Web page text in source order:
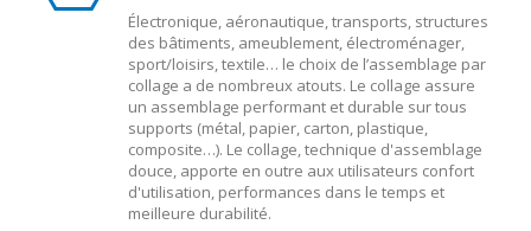
Électronique, aéronautique, transports, structures
des bâtiments, ameublement, électroménager,
sport/loisirs, textile… le choix de l’assemblage par
collage a de nombreux atouts. Le collage assure
un assemblage performant et durable sur tous
supports (métal, papier, carton, plastique,
composite…). Le collage, technique d'assemblage
douce, apporte en outre aux utilisateurs confort
d'utilisation, performances dans le temps et
meilleure durabilité.